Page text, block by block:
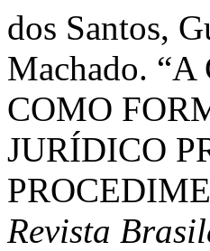
dos Santos,
Machado.
COMO
JURÍDICO
Revista